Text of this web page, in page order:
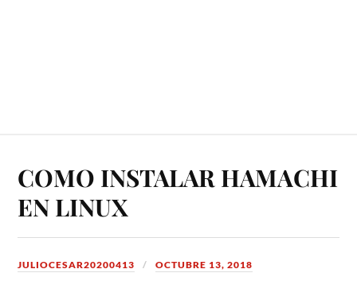
COMO INSTALAR HAMACHI
EN LINUX
JULIOCESAR20200413 OCTUBRE 13, 2018